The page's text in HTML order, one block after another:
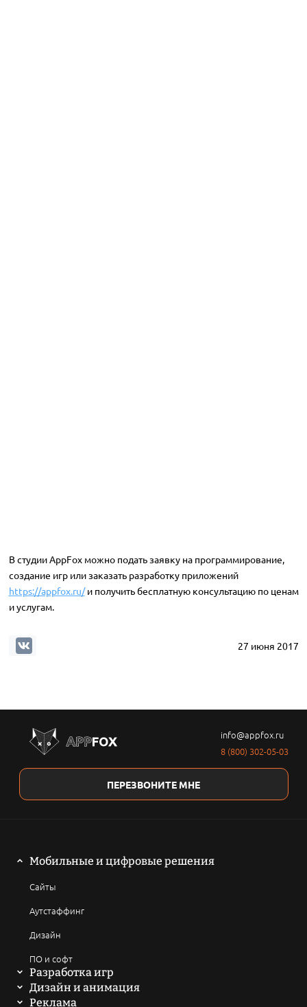
В студии AppFox можно подать заявку на программирование,
создание игр или заказать разработку приложений
https://appfox.ru/и получить бесплатную консультацию по ценам
и услугам.
27 июня 2017
info@appfox.ru
8 (800) 302-05-03
ПЕРЕЗВОНИТЕ МНЕ
Мобильные и цифровые решения
Сайты
Аутстаффинг
Дизайн
ПО и софт
Разработка игр
Мобильные игры
Дизайн и анимация
2D анимация
Реклама